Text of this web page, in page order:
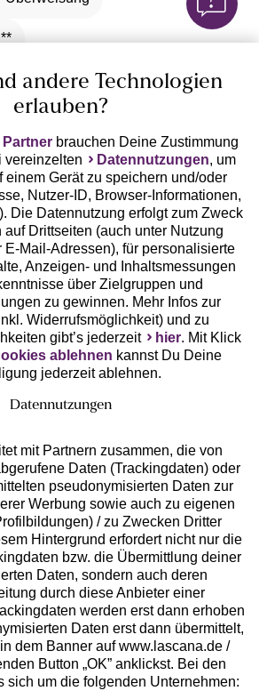
anmelden und 10% Rabatt
andere Technologien
erlauben?
Partner brauchen Deine Zustimmung
vereinzelten
Datennutzungen, um
einem Gerät zu speichern und/oder
Nutzer-ID, Browser-Informationen,
Die Datennutzung erfolgt zum Zweck
auf Drittseiten (auch unter Nutzung
E-Mail-Adressen), für personalisierte
Anzeigen- und Inhaltsmessungen
über Zielgruppen und
zu gewinnen. Mehr Infos zur
Widerrufsmöglichkeit) und zu
gibt’s jederzeit
hier. Mit Klick
ablehnen kannst Du Deine
jederzeit ablehnen.
Datennutzungen
mit Partnern zusammen, die von
Daten (Trackingdaten) oder
pseudonymisierten Daten zur
Werbung sowie auch zu eigenen
/ zu Zwecken Dritter
Hintergrund erfordert nicht nur die
bzw. die Übermittlung deiner
Daten, sondern auch deren
durch diese Anbieter einer
werden erst dann erhoben
Daten erst dann übermittelt,
dem Banner auf www.lascana.de /
Button „OK” anklickst. Bei den
sich um die folgenden Unternehmen: